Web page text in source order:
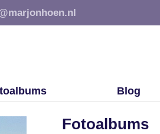
Blog
Fotoalbums